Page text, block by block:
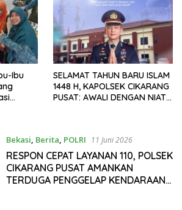
Ibu
SELAMAT TAHUN BARU ISLAM
1448 H, KAPOLSEK CIKARANG
PUSAT: AWALI DENGAN NIAT
Bekasi, Berita, POLRI 11 Juni 2026
RESPON CEPAT LAYANAN 110, POLSEK
CIKARANG PUSAT AMANKAN
TERDUGA PENGGELAP KENDARAAN